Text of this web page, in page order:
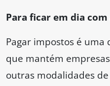
Para ficar em dia com
Pagar impostos é uma
que mantém
outras modalidades